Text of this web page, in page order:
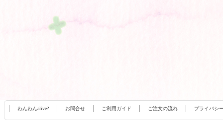
わんわんalive? お問合せ ご利用ガイド ご注文の流れ プライバシ